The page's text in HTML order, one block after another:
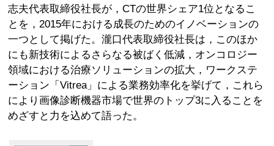
志夫代表取締役社長が，CTの世界シェア1位となるこ
とを，2015年における成長のためのイノベーションの
一つとして掲げた。瀧口代表取締役社長は，このほか
にも新技術によるさらなる被ばく低減，オンコロジー
領域における治療ソリューションの拡大，ワークステ
ーション「Vitrea」による業務効率化を挙げて，これら
により画像診断機器市場で世界のトップ3に入ることを
めざすと力を込めて語った。